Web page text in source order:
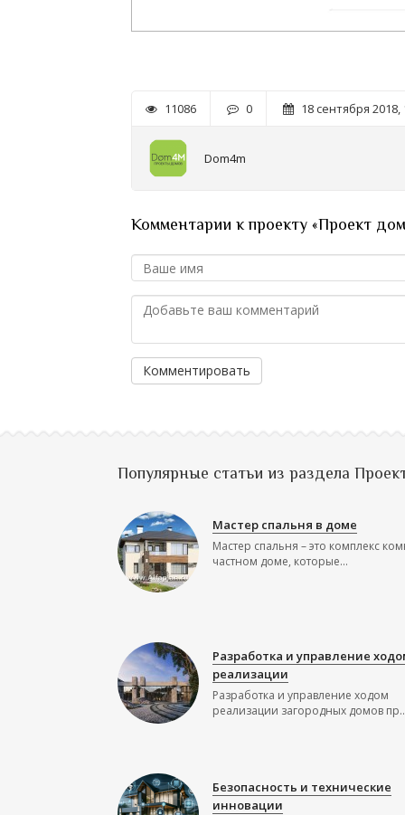
11086 0 18 сентября 2018,
Dom4m
Комментарии к проекту «Проект
Комментировать
Популярные статьи из раздела
Мастер спальня в доме
Мастер спальня – это комплекс
частном доме, которые...
Разработка и управление
реализации
Разработка и управление ходом
реализации загородных домов
Безопасность и технические
инновации